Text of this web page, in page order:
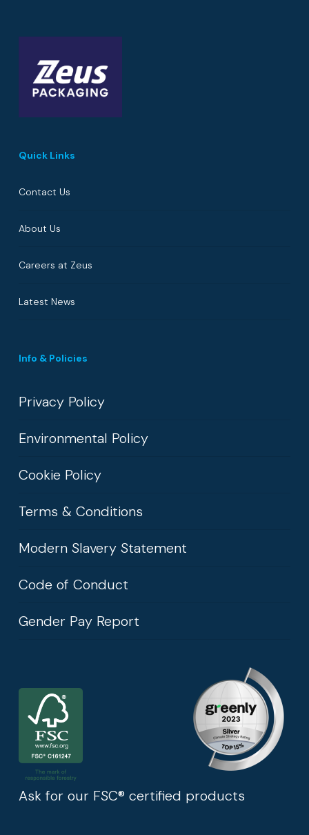
Quick Links
Contact Us
About Us
Careers at Zeus
Latest News
Info & Policies
Privacy Policy
Environmental Policy
Cookie Policy
Terms & Conditions
Modern Slavery Statement
Code of Conduct
Gender Pay Report
Ask for our FSC® certified products